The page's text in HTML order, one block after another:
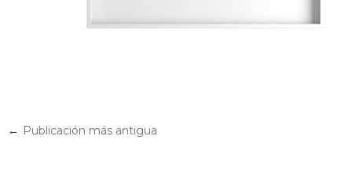
← Publicación más antigua